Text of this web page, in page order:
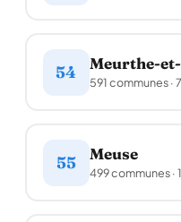
54 Meurthe-
591 communes ·
55 Meuse
499 communes ·